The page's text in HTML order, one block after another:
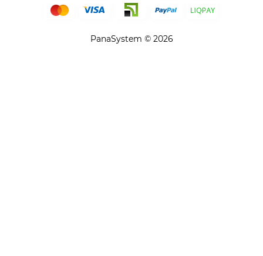
PanaSystem © 2026